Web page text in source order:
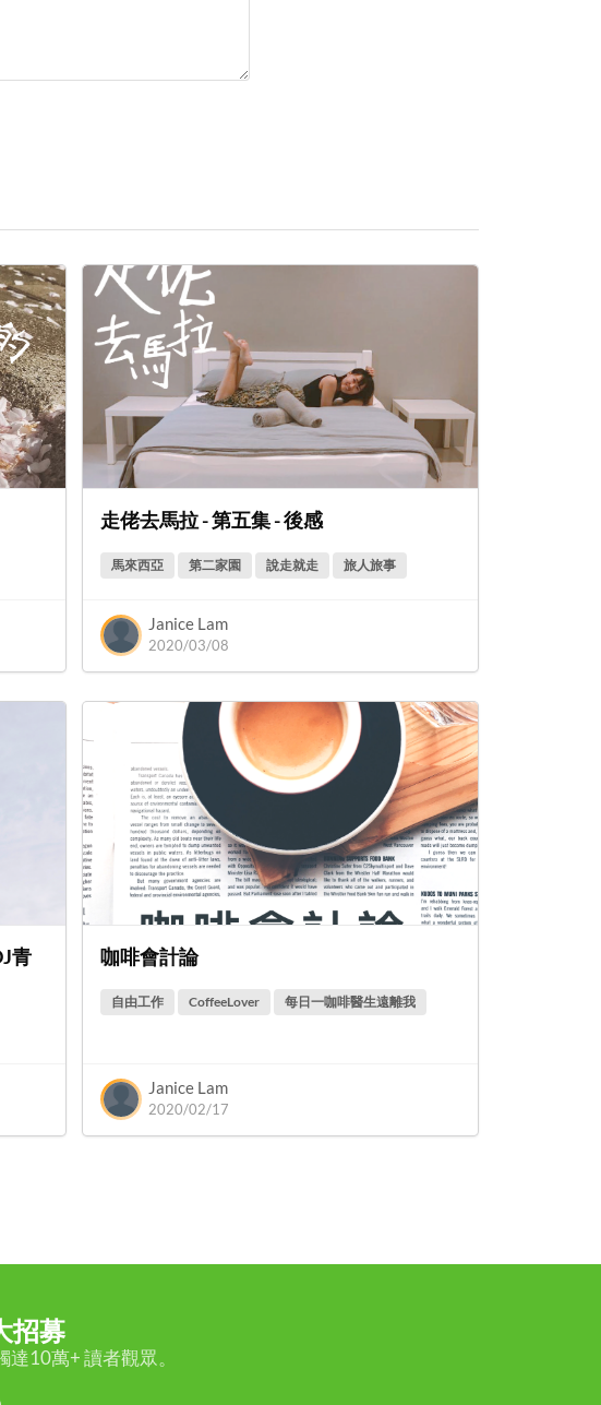
走佬去馬拉 - 第五集 - 後感
馬來西亞 第二家園 說走就走 旅人旅事
Janice Lam
2020/03/08
青
咖啡會計論
自由工作 CoffeeLover 每日一咖啡醫生遠離我
Janice Lam
2020/02/17
招募
10萬+ 讀者觀眾。